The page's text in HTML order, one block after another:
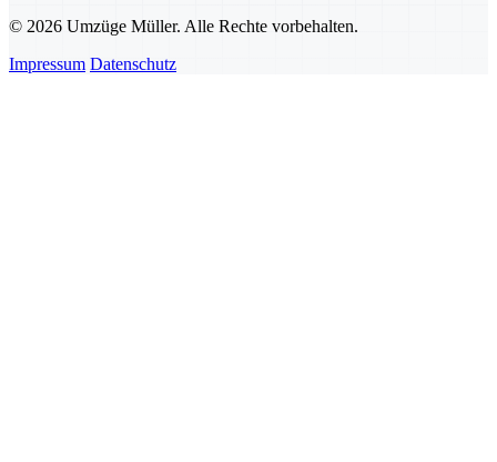
© 2026 Umzüge Müller. Alle Rechte vorbehalten.
Impressum Datenschutz